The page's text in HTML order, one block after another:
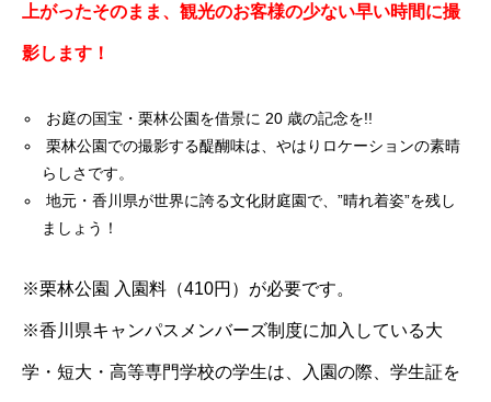
上がったそのまま、 観光のお客様の少ない早い時間に撮
影します！
お庭の国宝・栗林公園を借景に 20 歳の記念を!!
栗林公園での撮影する醍醐味は、やはりロケーションの素晴
らしさです。
地元・香川県が世界に誇る文化財庭園で、”晴れ着姿”を残し
ましょう！
※栗林公園 入園料（410円）が必要です。
※香川県キャンパスメンバーズ制度に加入している大
学・短大・高等専門学校の学生は、入園の際、学生証を